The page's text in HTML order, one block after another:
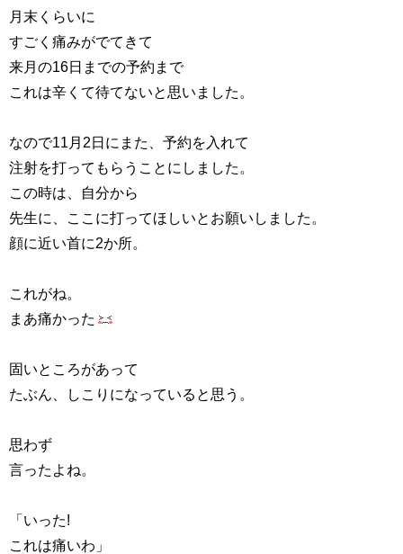
月末くらいに
すごく痛みがでてきて
来月の16日までの予約まで
これは辛くて待てないと思いました。
なので11月2日にまた、予約を入れて
注射を打ってもらうことにしました。
この時は、自分から
先生に、ここに打ってほしいとお願いしました。
顔に近い首に2か所。
これがね。
まあ痛かった
固いところがあって
たぶん、しこりになっていると思う。
思わず
言ったよね。
「いった!
これは痛いわ」